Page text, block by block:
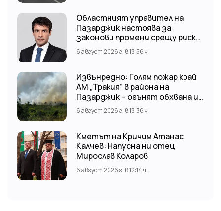
Областният управител на
Пазарджик настоява за
законови промени срещу риска
от наводнения
6 август 2026 г. в 13:56 ч.
Извънредно: Голям пожар край
АМ „Тракия“ в района на
Пазарджик – огънят обхвана и
лозови масиви
6 август 2026 г. в 13:36 ч.
Кметът на Кричим Атанас
Калчев: Напусна ни отец
Мирослав Коларов
6 август 2026 г. в 12:14 ч.